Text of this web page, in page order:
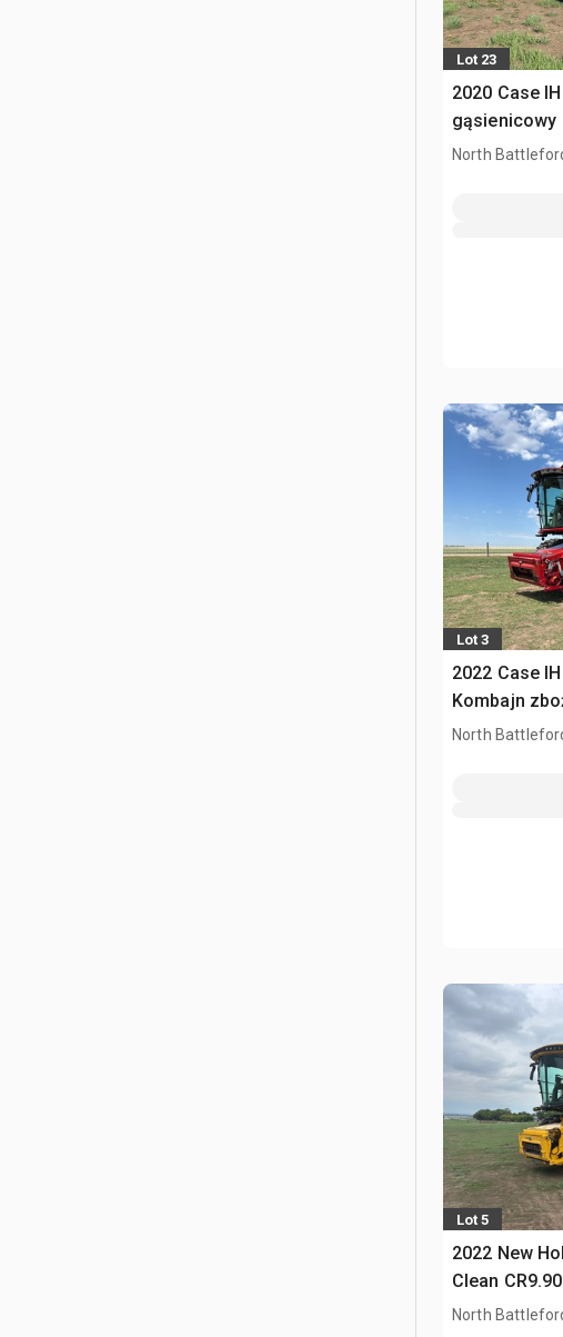
Lot 23
2020 Case
gąsienicowy
North
Lot 3
2022 Case
Kombajn
North
Lot 5
2022 New
Clean
North